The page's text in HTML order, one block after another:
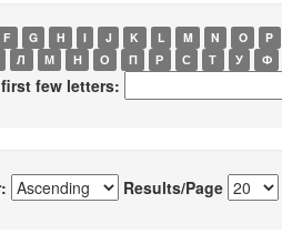
F G H I J K L M N O P
Л М Н О П Р С Т У Ф
few letters:
Results/Page